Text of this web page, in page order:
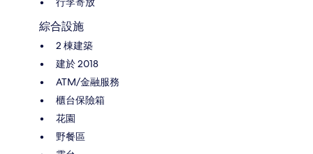
綜合設施
2 棟建築
建於 2018
ATM/金融服務
櫃台保險箱
花園
野餐區